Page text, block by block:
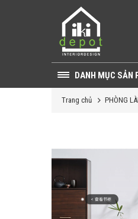
DANH MỤC SẢN
Trang chủ PHÒNG